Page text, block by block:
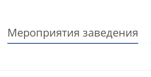
Мероприятия заведения